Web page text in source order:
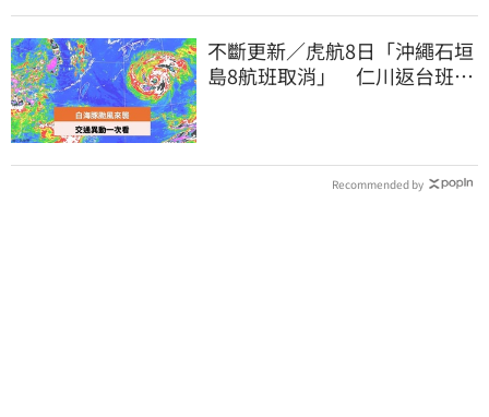
不斷更新／虎航8日「沖繩石垣
島8航班取消」 仁川返台班機
Recommended by